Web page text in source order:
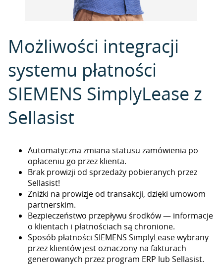
Możliwości integracji
systemu płatności
SIEMENS SimplyLease z
Sellasist
Automatyczna zmiana statusu zamówienia po
opłaceniu go przez klienta.
Brak prowizji od sprzedaży pobieranych przez
Sellasist!
Zniżki na prowizje od transakcji, dzięki umowom
partnerskim.
Bezpieczeństwo przepływu środków — informacje
o klientach i płatnościach są chronione.
Sposób płatności SIEMENS SimplyLease wybrany
przez klientów jest oznaczony na fakturach
generowanych przez program ERP lub Sellasist.